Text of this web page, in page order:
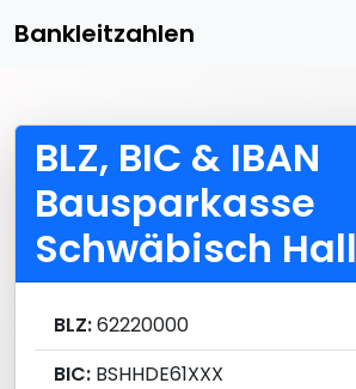
Bankleitzahlen
BLZ, BIC & IBAN
Bausparkasse
Schwäbisch Hall
BLZ:62220000
BIC: BSHHDE61XXX